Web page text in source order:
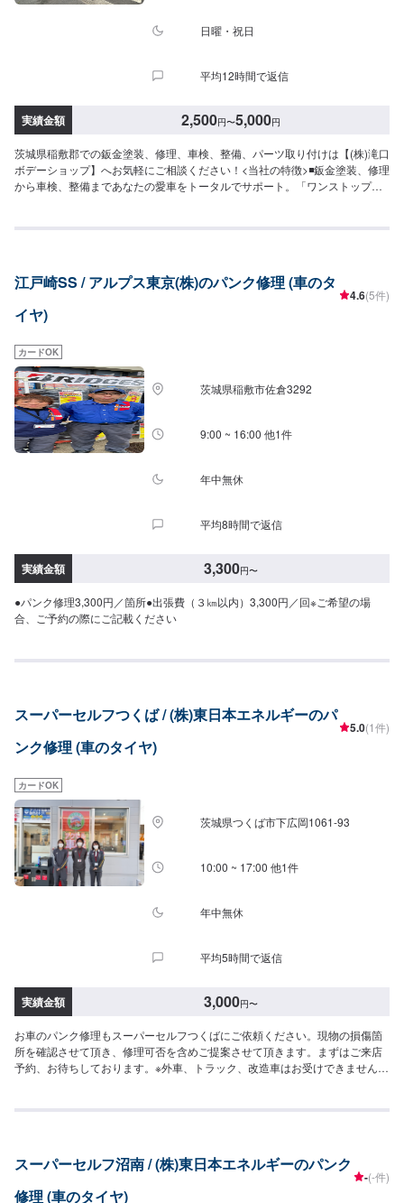
日曜・祝日
平均12時間で返信
実績金額 2,500円〜5,000円
茨城県稲敷郡での鈑金塗装、修理、車検、整備、パーツ取り付けは【(株)滝口
ボデーショップ】へお気軽にご相談ください！<当社の特徴>◾鈑金塗装、修理
から車検、整備まであなたの愛車をトータルでサポート。「ワンストップ」
んでもお問い合わせください。◾プロの熟練の技が納得の仕上がりをお約束。
質への絶対の自信。とにかく安心してお任せください。<ご希望と条件に応じ
たパーソナルメニューを提案！>「技術的なクオリティの提供はもちろん、お
客様目線での最善のメニューと車輌価値をできる限り下げない処理をいかに
のニーズや条件に確実に応えることにこだわります。【1】オファーにてお問
い合わせ【2】お見積り【3】お見積りにご納得いただければ作業開始【4】
仕上がり次第納車-----納期について-----納期は通常30程度で納車となります。
(要相談)納期は前後する場合がございます。予めご了承ください。-----ご来店
時の注意、受付方法-----入庫の際はお気をつけてお越しください。駐車スペー
スは事務所前の空いているスペースに駐車してください。受付はスタッフへ
「メンテモで予約しました」とお伝えください。ご案内いたします。【定休
江戸崎SS / アルプス東京(株)のパンク修理 (車のタ
イヤ)
4.6(5件)
カードOK
茨城県稲敷市佐倉3292
9:00 ~ 16:00 他1件
年中無休
平均8時間で返信
実績金額 3,300円〜
●パンク修理3,300円／箇所●出張費（３㎞以内）3,300円／回※ご希望の場
合、ご予約の際にご記載ください
スーパーセルフつくば / (株)東日本エネルギーのパ
ンク修理 (車のタイヤ)
5.0(1件)
カードOK
茨城県つくば市下広岡1061-93
10:00 ~ 17:00 他1件
年中無休
平均5時間で返信
実績金額 3,000円〜
お車のパンク修理もスーパーセルフつくばにご依頼ください。現物の損傷箇
所を確認させて頂き、修理可否を含めご提案させて頂きます。まずはご来店
予約、お待ちしております。※外車、トラック、改造車はお受けできませんの
スーパーセルフ沼南 / (株)東日本エネルギーのパンク
修理 (車のタイヤ)
-(-件)